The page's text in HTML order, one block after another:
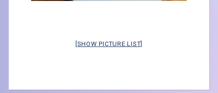
[SHOW PICTURE LIST]